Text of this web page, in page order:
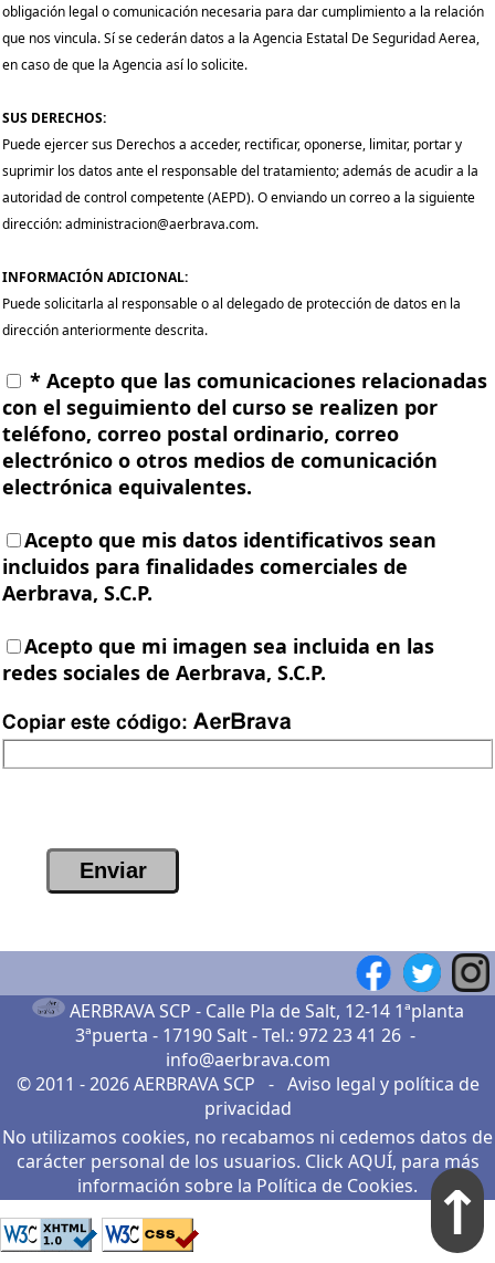
obligación legal o comunicación necesaria para dar cumplimiento a la relación
que nos vincula. Sí se cederán datos a la Agencia Estatal De Seguridad Aerea,
en caso de que la Agencia así lo solicite.
SUS DERECHOS:
Puede ejercer sus Derechos a acceder, rectificar, oponerse, limitar, portar y
suprimir los datos ante el responsable del tratamiento; además de acudir a la
autoridad de control competente (AEPD). O enviando un correo a la siguiente
dirección: administracion@aerbrava.com.
INFORMACIÓN ADICIONAL:
Puede solicitarla al responsable o al delegado de protección de datos en la
dirección anteriormente descrita.
* Acepto que las comunicaciones relacionadas
con el seguimiento del curso se realizen por
teléfono, correo postal ordinario, correo
electrónico o otros medios de comunicación
electrónica equivalentes.
Acepto que mis datos identificativos sean
incluidos para finalidades comerciales de
Aerbrava, S.C.P.
Acepto que mi imagen sea incluida en las
redes sociales de Aerbrava, S.C.P.
AERBRAVA SCP - Calle Pla de Salt, 12-14 1ªplanta
3ªpuerta - 17190 Salt- Tel.: 972 23 41 26 -
info@aerbrava.com
© 2011 - 2026AERBRAVA SCP - Aviso legal y política de
privacidad
No utilizamos cookies, no recabamos ni cedemos datos de
carácter personal de los usuarios. Click AQUÍ, para más
información sobre la Política de Cookies. ↑